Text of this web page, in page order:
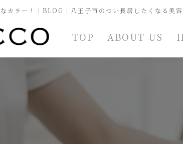
カラー！｜BLOG｜八王子市のつい長居したくなる美
TOP ABOUT US